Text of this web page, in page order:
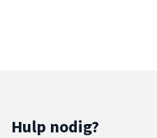
Hulp nodig?